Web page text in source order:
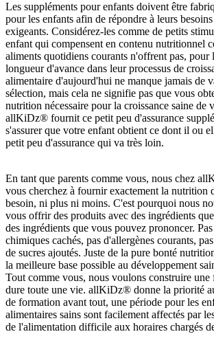
Les suppléments pour enfants doivent être
pour les enfants afin de répondre à leurs
exigeants. Considérez-les comme de petits
enfant qui compensent en contenu nutritionnel
aliments quotidiens courants n'offrent pas, pour
longueur d'avance dans leur processus de
alimentaire d'aujourd'hui ne manque jamais de
sélection, mais cela ne signifie pas que vous
nutrition nécessaire pour la croissance saine de
allKiDz® fournit ce petit peu d'assurance
s'assurer que votre enfant obtient ce dont il ou
petit peu d'assurance qui va très loin.
En tant que parents comme vous, nous chez
vous cherchez à fournir exactement la nutrition
besoin, ni plus ni moins. C'est pourquoi nous
vous offrir des produits avec des ingrédients
des ingrédients que vous pouvez prononcer.
chimiques cachés, pas d'allergènes courants,
de sucres ajoutés. Juste de la pure bonté
la meilleure base possible au développement
Tout comme vous, nous voulons construire
dure toute une vie. allKiDz® donne la priorité
de formation avant tout, une période pour les
alimentaires sains sont facilement affectés par
de l'alimentation difficile aux horaires chargés